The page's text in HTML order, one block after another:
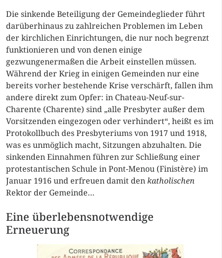
Die sinkende Beteiligung der Gemeindeglieder führt
darüberhinaus zu zahlreichen Problemen im Leben
der kirchlichen Einrichtungen, die nur noch begrenzt
funktionieren und von denen einige
gezwungenermaßen die Arbeit einstellen müssen.
Während der Krieg in einigen Gemeinden nur eine
bereits vorher bestehende Krise verschärft, fallen ihm
andere direkt zum Opfer: in Chateau-Neuf-sur-
Charente (Charente) sind „alle Presbyter außer dem
Vorsitzenden eingezogen oder verhindert“, heißt es im
Protokollbuch des Presbyteriums von 1917 und 1918,
was es unmöglich macht, Sitzungen abzuhalten. Die
sinkenden Einnahmen führen zur Schließung einer
protestantischen Schule in Pont-Menou (Finistère) im
Januar 1916 und erfreuen damit denkatholischen
Rektor der Gemeinde…
Eine überlebensnotwendige
Erneuerung